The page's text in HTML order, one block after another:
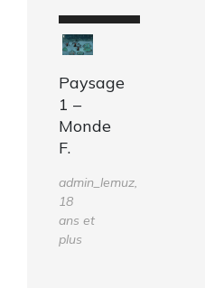
Paysage
1 –
Monde
F.
admin_lemuz,
18
ans et
plus